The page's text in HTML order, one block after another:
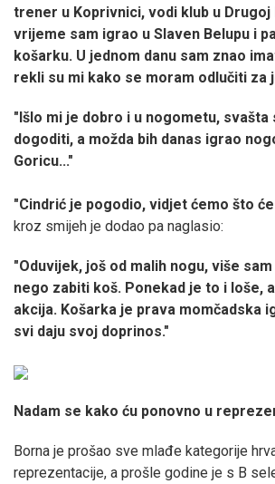
trener u Koprivnici, vodi klub u Drugoj
vrijeme sam igrao u Slaven Belupu i
košarku. U jednom danu sam znao
rekli su mi kako se moram odlučiti za
"Išlo mi je dobro i u nogometu, svašta
dogoditi, a možda bih danas igrao
Goricu..."
"Cindrić je pogodio, vidjet ćemo što
kroz smijeh je dodao pa naglasio:
"Oduvijek, još od malih nogu, više
nego zabiti koš. Ponekad je to i loše,
akcija. Košarka je prava momčadska
svi daju svoj doprinos."
Nadam se kako ću ponovno u
Borna je prošao sve mlađe kategorije
reprezentacije, a prošle godine je s B